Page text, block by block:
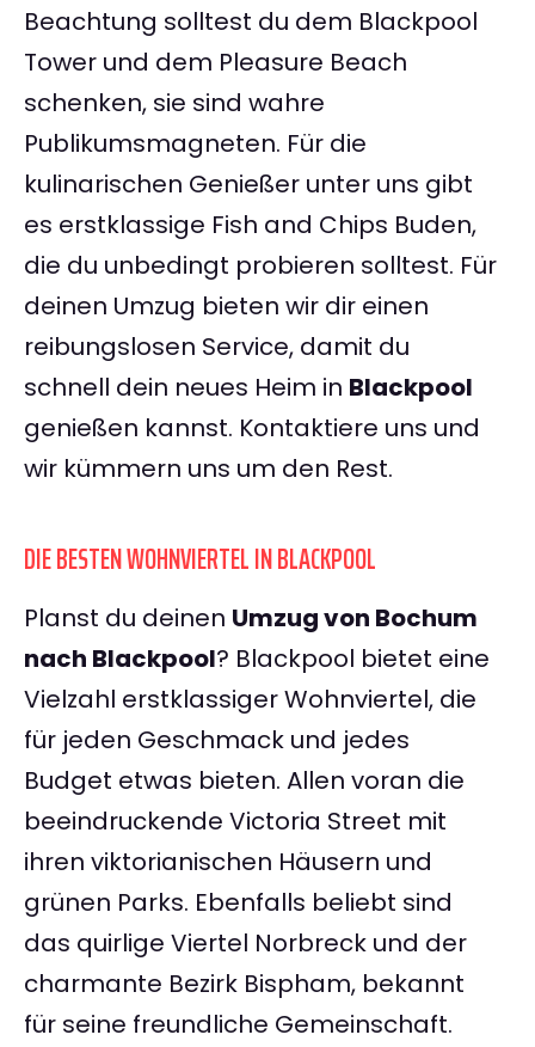
Beachtung solltest du dem Blackpool
Tower und dem Pleasure Beach
schenken, sie sind wahre
Publikumsmagneten. Für die
kulinarischen Genießer unter uns gibt
es erstklassige Fish and Chips Buden,
die du unbedingt probieren solltest. Für
deinen Umzug bieten wir dir einen
reibungslosen Service, damit du
schnell dein neues Heim in Blackpool
genießen kannst. Kontaktiere uns und
wir kümmern uns um den Rest.
DIE BESTEN WOHNVIERTEL IN BLACKPOOL
Planst du deinen Umzug von Bochum
nach Blackpool? Blackpool bietet eine
Vielzahl erstklassiger Wohnviertel, die
für jeden Geschmack und jedes
Budget etwas bieten. Allen voran die
beeindruckende Victoria Street mit
ihren viktorianischen Häusern und
grünen Parks. Ebenfalls beliebt sind
das quirlige Viertel Norbreck und der
charmante Bezirk Bispham, bekannt
für seine freundliche Gemeinschaft.